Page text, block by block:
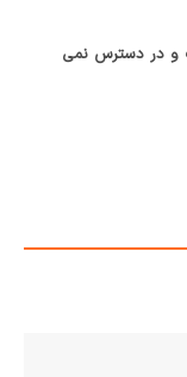
و در دسترس نمی